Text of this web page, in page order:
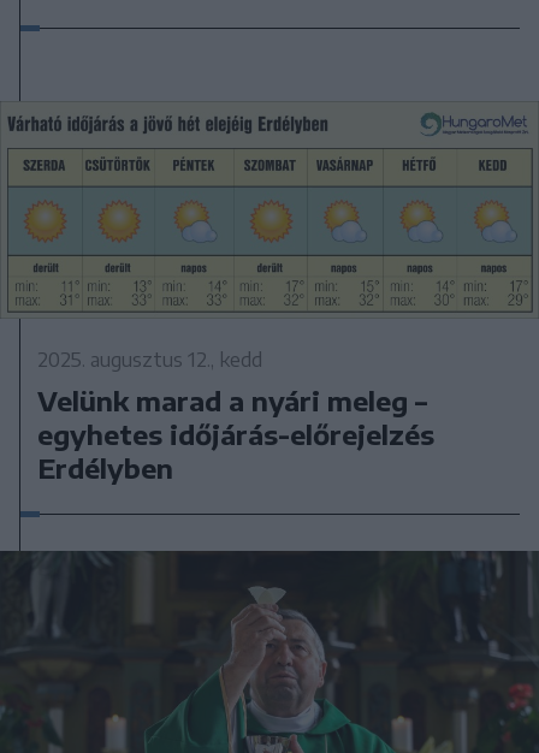
2025. augusztus 12., kedd
Velünk marad a nyári meleg –
egyhetes időjárás-előrejelzés
Erdélyben